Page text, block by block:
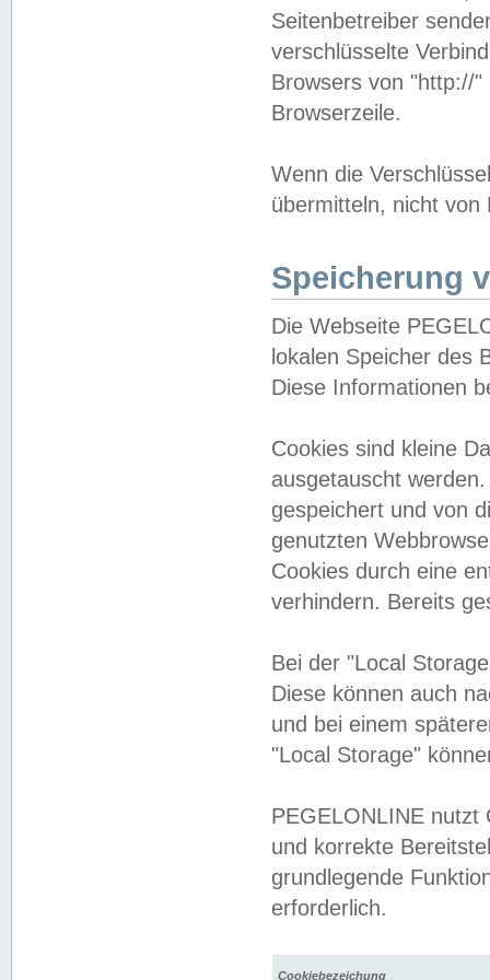
Seitenbetreiber
verschlüsselte
Browsers von "http://
Browserzeile.
Wenn die
übermitteln, nicht von
Speicherung
Die Webseite
lokalen Speicher des
Diese Informationen
Cookies sind kleine
ausgetauscht
gespeichert und von
genutzten
Cookies durch eine
verhindern. Bereits
Bei der "Local
Diese können auch
und bei einem
"Local Storage"
PEGELONLINE nutzt
und korrekte
grundlegende
erforderlich.
Cookiebezeichung